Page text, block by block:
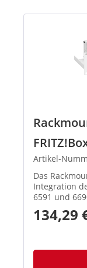
Artikel-
Das
Integration
6591 und
Es sorgt für
und sichere
134,29